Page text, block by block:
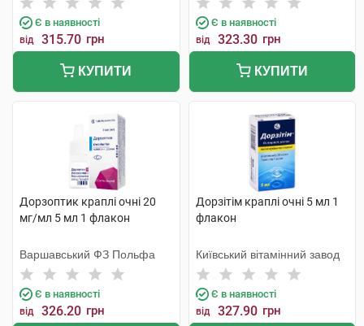
Є в наявності
від 315.70 грн
КУПИТИ
Є в наявності
від 323.30 грн
КУПИТИ
Дорзоптик краплі очні 20
мг/мл 5 мл 1 флакон
Варшавський ФЗ Польфа
Є в наявності
від 326.20 грн
Дорзітім краплі очні 5 мл 1
флакон
Київський вітамінний завод
Є в наявності
від 327.90 грн